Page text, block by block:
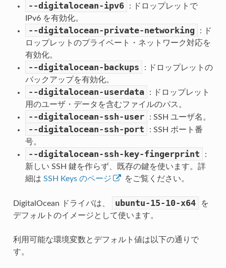
--digitalocean-ipv6
: ドロップレットで
IPv6 を有効化。
--digitalocean-private-networking
: ド
ロップレットのプライベート・ネットワーク対応を
有効化。
--digitalocean-backups
: ドロップレットの
バックアップを有効化。
--digitalocean-userdata
: ドロップレット
用のユーザ・データを含むファイルのパス。
--digitalocean-ssh-user : SSH ユーザ名。
--digitalocean-ssh-port
: SSH ポート番
号。
--digitalocean-ssh-key-fingerprint
:
新しい SSH 鍵を作らず、既存の鍵を使います。詳
細は SSH Keys のページ をご覧ください。
DigitalOcean ドライバは、 ubuntu-15-10-x64
を
デフォルトのイメージとして使います。
利用可能な環境変数とデフォルト値は以下の通りで
す。